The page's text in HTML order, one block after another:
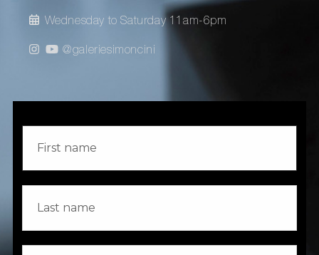
Wednesday to Saturday 11am-6pm
@galeriesimoncini